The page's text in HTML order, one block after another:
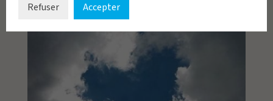
Refuser Accepter